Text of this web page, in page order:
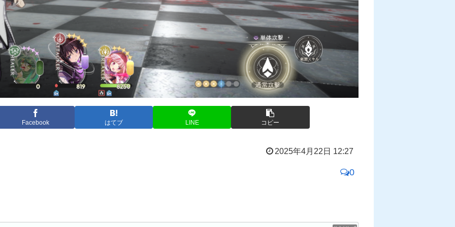
Facebook はてブ LINE コピー
2025年4月22日 12:27
0